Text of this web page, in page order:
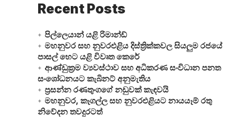
Recent Posts
පිල්ලෙයාන් යළි රිමාන්ඩ්
මහනුවර සහ නුවරඑළිය දිස්ත්‍රික්කවල සියලුම රජයේ
පාසල් හෙට යළි විවෘත කෙරේ
ආණ්ඩුක්‍රම ව්‍යවස්ථාව සහ අධිකරණ සංවිධාන පනත
සංශෝධනයට කැබිනට් අනුමැතිය
ප්‍රසන්න රණතුංගගේ නඩුවක් කැඳවයි
මහනුවර, කෑගල්ල සහ නුවරඑළියට නායයෑම් රතු
නිවේදන තවදුරටත්